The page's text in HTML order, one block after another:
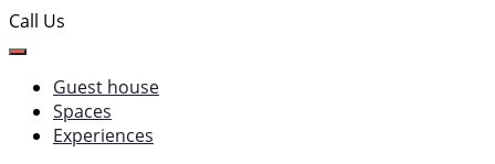
Call Us
Guest house
Spaces
Experiences